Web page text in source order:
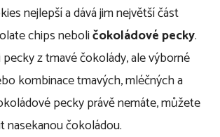
nejlepší a dává jim největší část
chips neboličokoládové pecky.
pecky z tmavé čokolády, ale výborné
kombinace tmavých, mléčných a
pecky právě nemáte, můžete
nasekanou čokoládou.